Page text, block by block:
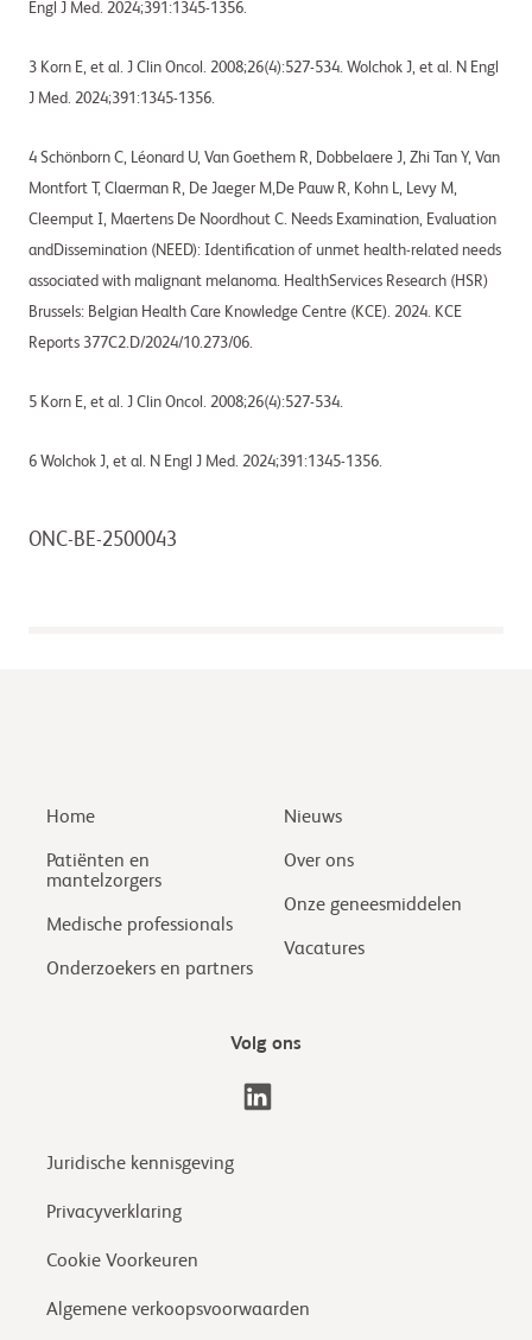
Engl J Med. 2024;391:1345-1356.
3 Korn E, et al. J Clin Oncol. 2008;26(4):527-534. Wolchok J, et al. N Engl
J Med. 2024;391:1345-1356.
4 Schönborn C, Léonard U, Van Goethem R, Dobbelaere J, Zhi Tan Y, Van
Montfort T, Claerman R, De Jaeger M,De Pauw R, Kohn L, Levy M,
Cleemput I, Maertens De Noordhout C. Needs Examination, Evaluation
andDissemination (NEED): Identification of unmet health-related needs
associated with malignant melanoma. HealthServices Research (HSR)
Brussels: Belgian Health Care Knowledge Centre (KCE). 2024. KCE
Reports 377C2.D/2024/10.273/06.
5 Korn E, et al. J Clin Oncol. 2008;26(4):527-534.
6 Wolchok J, et al. N Engl J Med. 2024;391:1345-1356.
ONC-BE-2500043
Home
Patiënten en
mantelzorgers
Medische professionals
Onderzoekers en partners
Nieuws
Over ons
Onze geneesmiddelen
Vacatures
Volg ons
Juridische kennisgeving
Privacyverklaring
Cookie Voorkeuren
Algemene verkoopsvoorwaarden